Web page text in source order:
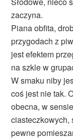
zaczyna.
Piana obfita,
przygodach z
jest efektem
na szkle w
W smaku niby
coś jest nie tak.
obecna, w
ciasteczkowych,
pewne